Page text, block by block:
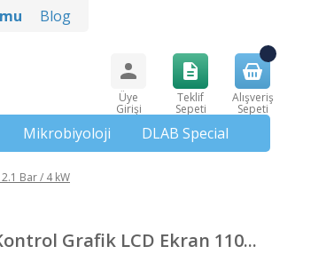
Blog
Üye
Girişi
Teklif
Sepeti
Alışveriş
Sepeti
Mikrobiyoloji DLAB Special
Bar / 4 kW
Grafik LCD Ekran 110...